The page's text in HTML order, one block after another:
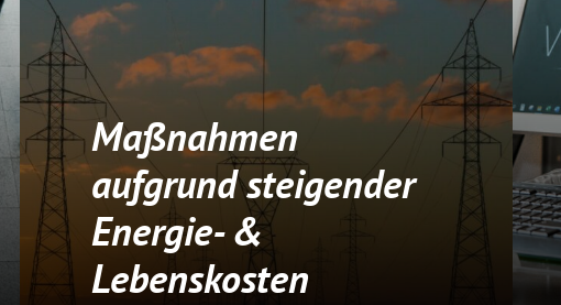
Maßnahmen
aufgrund steigender
Energie- &
Lebenskosten